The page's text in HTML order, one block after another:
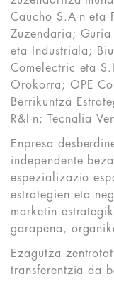
Caucho S.A-n eta
Zuzendaria; Guría
eta Industriala;
Comelectric eta
Orokorra; OPE
Berrikuntza
R&I-n; Tecnalia
Enpresa
independente
espezializazio
estrategien eta
marketin
garapena,
Ezagutza
transferentzia da